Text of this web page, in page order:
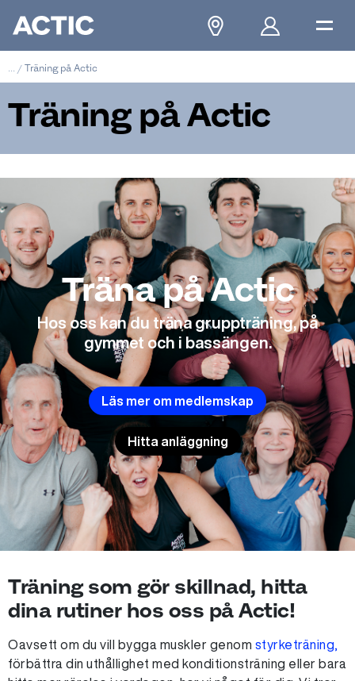
/ Träning på Actic
Träning på Actic
Träna på Actic
Hos oss kan du träna gruppträning, på
gymmet och i bassängen.
Läs mer om medlemskap
Hitta anläggning
Träning som gör skillnad, hitta
dina rutiner hos oss på Actic!
Oavsett om du vill bygga muskler genom styrketräning,
förbättra din uthållighet med konditionsträning eller bara